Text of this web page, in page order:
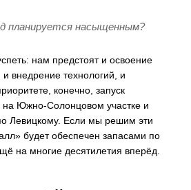
планируется насыщенным?
нам предстоят и освоение
внедрение технологий, и
конечно, запуск
на Южно-Солонцовом участке и
Левицкому. Если мы решим эти
будет обеспечен запасами по
на многие десятилетия вперёд.